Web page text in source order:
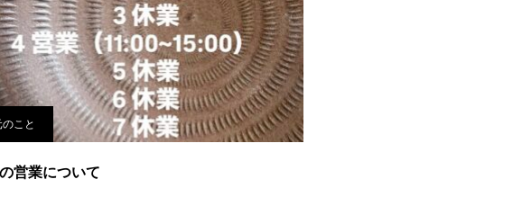
こと
営業について